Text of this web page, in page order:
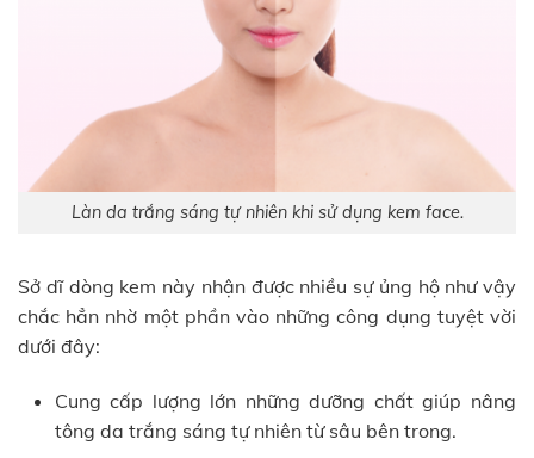
Làn da trắng sáng tự nhiên khi sử dụng kem face.
Sở dĩ dòng kem này nhận được nhiều sự ủng hộ như vậy
chắc hẳn nhờ một phần vào những công dụng tuyệt vời
dưới đây:
Cung cấp lượng lớn những dưỡng chất giúp nâng
tông da trắng sáng tự nhiên từ sâu bên trong.